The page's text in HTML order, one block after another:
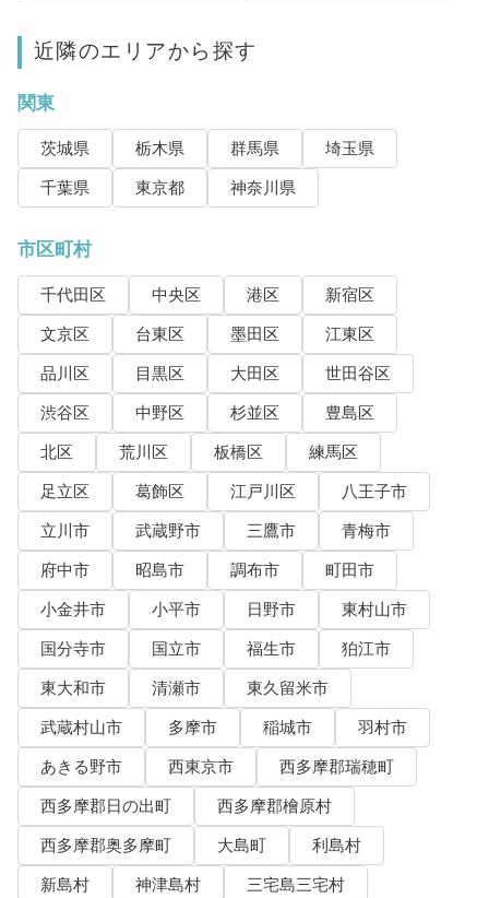
近隣のエリアから探す
関東
茨城県 栃木県 群馬県
埼玉県
千葉県
東京都 神奈川県
市区町村
千代田区 中央区 港区
新宿区
文京区
台東区 墨田区
江東区
品川区
目黒区 大田区
世田谷区
渋谷区
中野区 杉並区
豊島区
北区
荒川区 板橋区
練馬区
足立区
葛飾区 江戸川区
八王子市
立川市
武蔵野市 三鷹市
青梅市
府中市
昭島市 調布市
町田市
小金井市
小平市 日野市
東村山市
国分寺市
国立市 福生市
狛江市
東大和市
清瀬市
東久留米市
武蔵村山市
多摩市 稲城市
羽村市
あきる野市
西東京市
西多摩郡瑞穂町
西多摩郡日の出町
西多摩郡檜原村
西多摩郡奥多摩町
大島町
利島村
新島村
神津島村
三宅島三宅村